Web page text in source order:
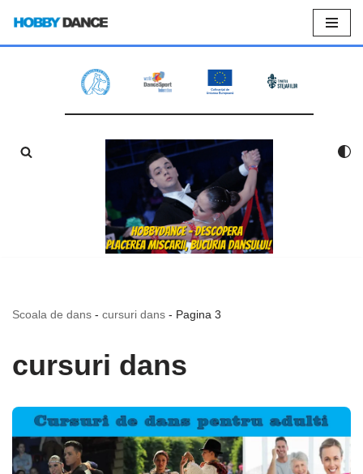
Sari
Scoala de dans - cursuri dans - Pagina 3
cursuri dans